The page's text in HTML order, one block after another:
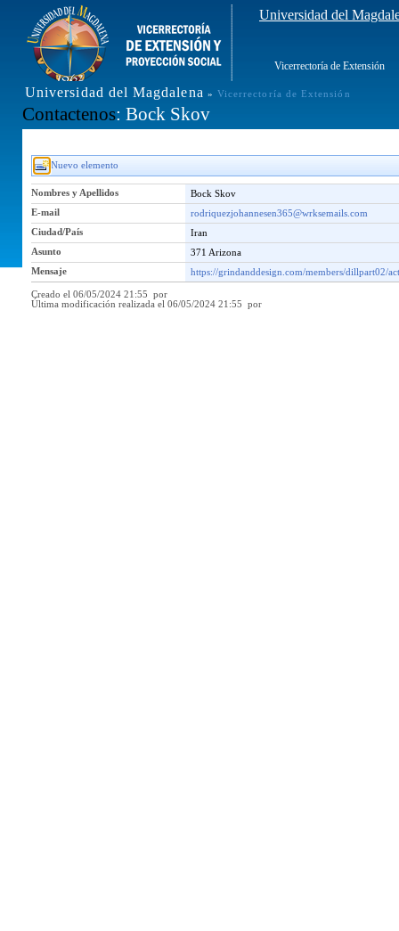
Universidad del
Vicerrectoría de Extensión
Universidad del Magdalena » Vicerrectoría de Extensión
Contactenos: Bock Skov
Nuevo elemento
Nombres y Apellidos
Bock Skov
E-mail
rodriquezjohannesen365@wrksemails.com
Ciudad/País
Iran
Asunto
371 Arizona
Mensaje
https://grindanddesign.com/members/dillpart02/
Creado el 06/05/2024 21:55 por
Última modificación realizada el 06/05/2024 21:55 por